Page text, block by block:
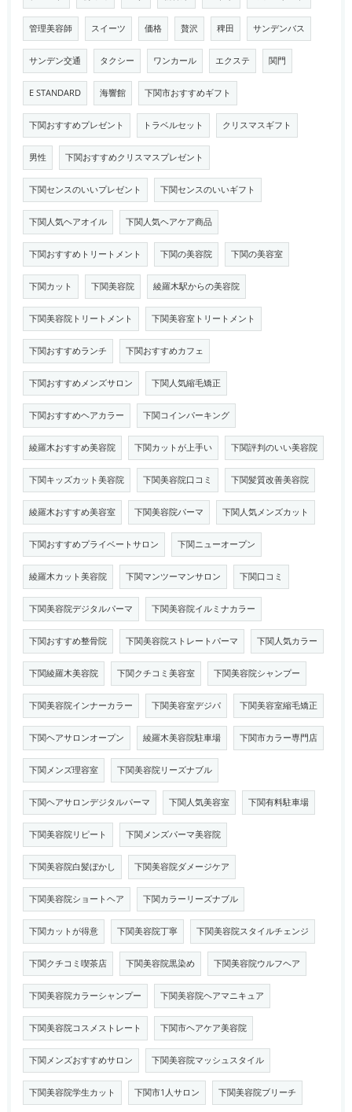
管理美容師 スイーツ 価格 贅沢 稗田 サンデンバス
サンデン交通 タクシー ワンカール エクステ 関門
E STANDARD 海響館 下関市おすすめギフト
下関おすすめプレゼント トラベルセット クリスマスギフト
男性 下関おすすめクリスマスプレゼント
下関センスのいいプレゼント 下関センスのいいギフト
下関人気ヘアオイル 下関人気ヘアケア商品
下関おすすめトリートメント 下関の美容院 下関の美容室
下関カット 下関美容院 綾羅木駅からの美容院
下関美容院トリートメント 下関美容室トリートメント
下関おすすめランチ 下関おすすめカフェ
下関おすすめメンズサロン 下関人気縮毛矯正
下関おすすめヘアカラー 下関コインパーキング
綾羅木おすすめ美容院 下関カットが上手い 下関評判のいい美容院
下関キッズカット美容院 下関美容院口コミ 下関髪質改善美容院
綾羅木おすすめ美容室 下関美容院パーマ 下関人気メンズカット
下関おすすめプライベートサロン 下関ニューオープン
綾羅木カット美容院 下関マンツーマンサロン 下関口コミ
下関美容院デジタルパーマ 下関美容院イルミナカラー
下関おすすめ整骨院 下関美容院ストレートパーマ 下関人気カラー
下関綾羅木美容院 下関クチコミ美容室 下関美容院シャンプー
下関美容院インナーカラー 下関美容室デジパ 下関美容室縮毛矯正
下関ヘアサロンオープン 綾羅木美容院駐車場 下関市カラー専門店
下関メンズ理容室 下関美容院リーズナブル
下関ヘアサロンデジタルパーマ 下関人気美容室 下関有料駐車場
下関美容院リピート 下関メンズパーマ美容院
下関美容院白髪ぼかし 下関美容院ダメージケア
下関美容院ショートヘア 下関カラーリーズナブル
下関カットが得意 下関美容院丁寧 下関美容院スタイルチェンジ
下関クチコミ喫茶店 下関美容院黒染め 下関美容院ウルフヘア
下関美容院カラーシャンプー 下関美容院ヘアマニキュア
下関美容院コスメストレート 下関市ヘアケア美容院
下関メンズおすすめサロン 下関美容院マッシュスタイル
下関美容院学生カット 下関市1人サロン 下関美容院ブリーチ